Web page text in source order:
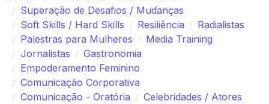
Superação de Desafios / Mudanças
Soft Skills / Hard Skills
Resiliência
Radialistas
Palestras para Mulheres
Media Training
Jornalistas
Gastronomia
Empoderamento Feminino
Comunicação Corporativa
Comunicação - Oratória
Celebridades / Atores